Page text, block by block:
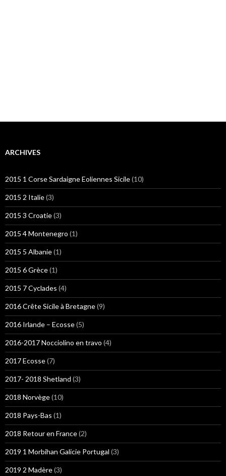
ARCHIVES
2015 1 Corse Sardaigne Eoliennes Sicile(10)
2015 2 Italie(3)
2015 3 Croatie(3)
2015 4 Montenegro (1)
2015 5 Albanie(1)
2015 6 Grèce(1)
2015 7 Cyclades (4)
2016 Crête Sicile à Bretagne(9)
2016 Irlande – Ecosse(5)
2016-2017 Nocciolino en travo (4)
2017 Ecosse(7)
2017- 2018 Shetland (3)
2018 Norvège(10)
2018 Pays-Bas (1)
2018 Retour en France(2)
2019 1 Morbihan Galicie Portugal (3)
2019 2 Madère(3)